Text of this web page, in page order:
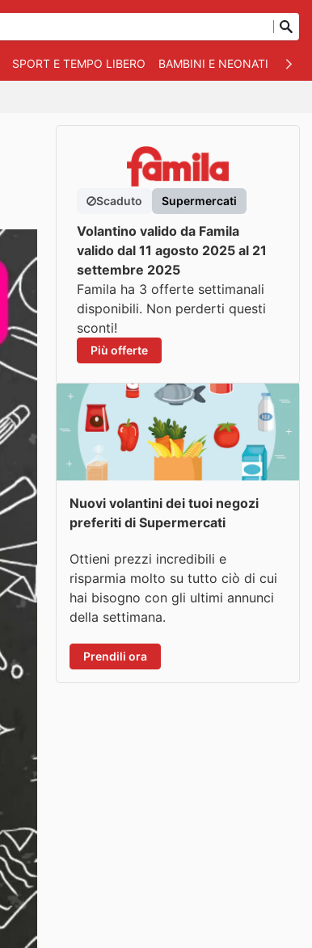
SPORT E TEMPO LIBERO BAMBINI E NEONATI
Scaduto Supermercati
Volantino valido da Famila
valido dal 11 agosto 2025 al 21
settembre 2025
Famila ha 3 offerte settimanali
disponibili. Non perderti questi
sconti!
Più offerte
Nuovi volantini dei tuoi negozi
preferiti di Supermercati
Ottieni prezzi incredibili e
risparmia molto su tutto ciò di cui
hai bisogno con gli ultimi annunci
della settimana.
Prendili ora